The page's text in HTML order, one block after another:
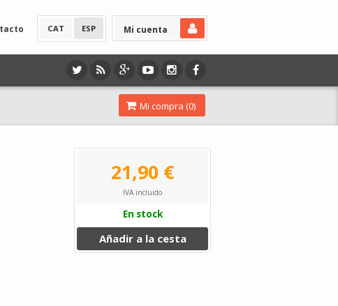
Mi cuenta
CAT ESP
Mi compra (0)
21,90 €
IVA incluido
En stock
Añadir a la cesta